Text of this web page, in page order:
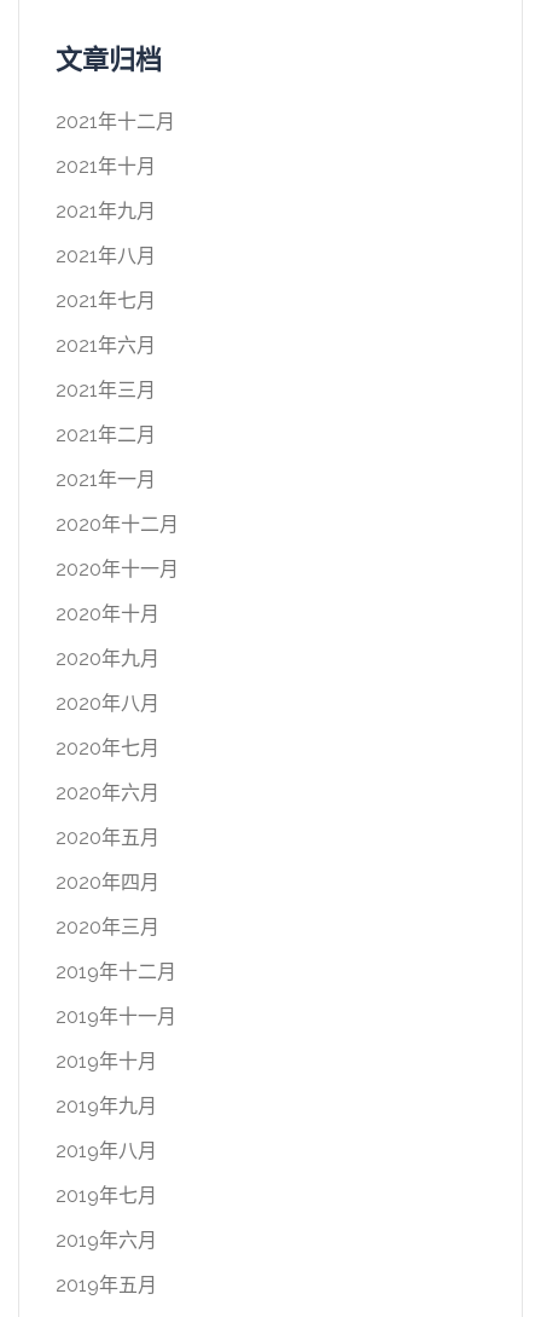
文章归档
2021年十二月
2021年十月
2021年九月
2021年八月
2021年七月
2021年六月
2021年三月
2021年二月
2021年一月
2020年十二月
2020年十一月
2020年十月
2020年九月
2020年八月
2020年七月
2020年六月
2020年五月
2020年四月
2020年三月
2019年十二月
2019年十一月
2019年十月
2019年九月
2019年八月
2019年七月
2019年六月
2019年五月